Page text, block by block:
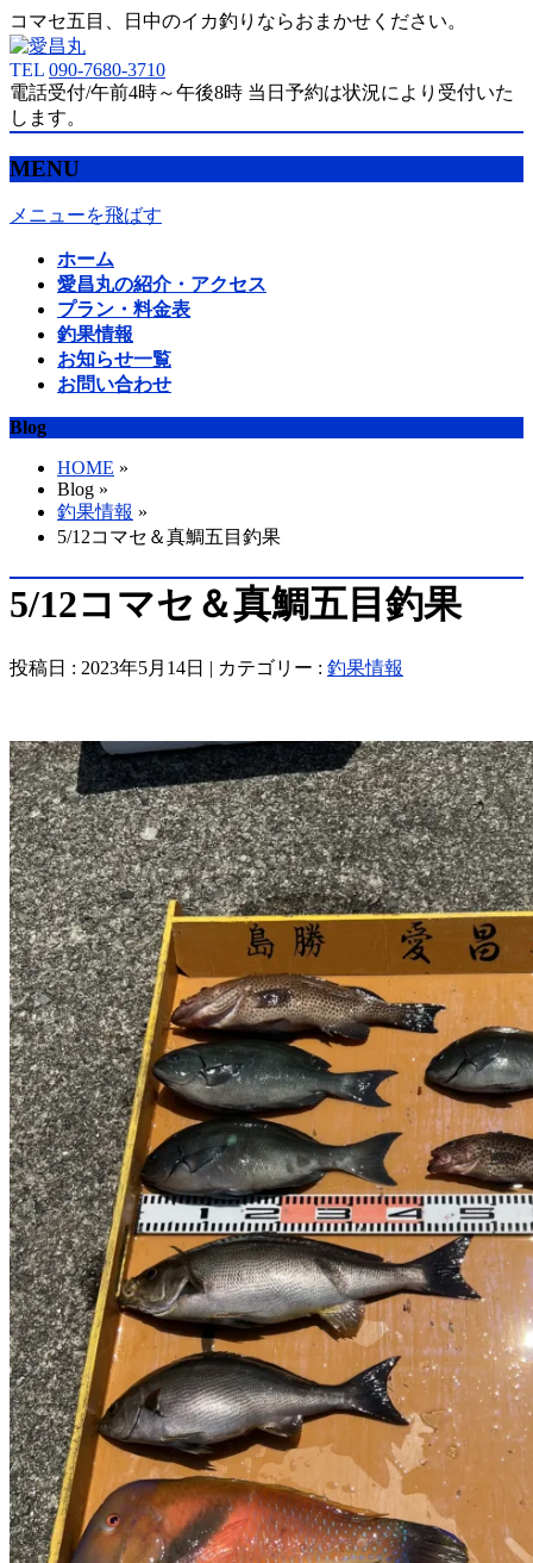
コマセ五目、日中のイカ釣りならおまかせください。
TEL 090-7680-3710
電話受付/午前4時～午後8時 当日予約は状況により受付いた
します。
MENU
メニューを飛ばす
ホーム
愛昌丸の紹介・アクセス
プラン・料金表
釣果情報
お知らせ一覧
お問い合わせ
Blog
HOME »
Blog »
釣果情報 »
5/12コマセ＆真鯛五目釣果
5/12コマセ＆真鯛五目釣果
投稿日 : 2023年5月14日 | カテゴリー : 釣果情報